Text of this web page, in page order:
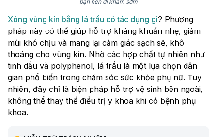
bạn nên đi khám sớm
Xông vùng kín bằng lá trầu có tác dụng gì? Phương
pháp này có thể giúp hỗ trợ kháng khuẩn nhẹ, giảm
mùi khó chịu và mang lại cảm giác sạch sẽ, khô
thoáng cho vùng kín. Nhờ các hợp chất tự nhiên như
tinh dầu và polyphenol, lá trầu là một lựa chọn dân
gian phổ biến trong chăm sóc sức khỏe phụ nữ. Tuy
nhiên, đây chỉ là biện pháp hỗ trợ vệ sinh bên ngoài,
không thể thay thế điều trị y khoa khi có bệnh phụ
khoa.